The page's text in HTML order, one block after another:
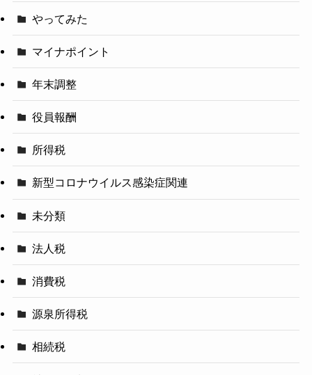
やってみた
マイナポイント
年末調整
役員報酬
所得税
新型コロナウイルス感染症関連
未分類
法人税
消費税
源泉所得税
相続税